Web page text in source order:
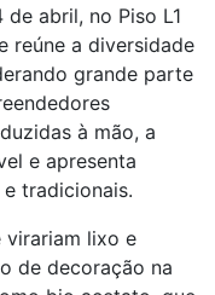
abril, no Piso L1
reúne a diversidade
grande parte
à mão, a
e apresenta
tradicionais.
virariam lixo e
de decoração na